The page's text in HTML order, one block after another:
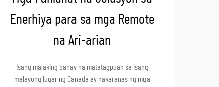
Enerhiya para sa mga Remote
na Ari-arian
Isang malaking bahay na matatagpuan sa isang
malayong lugar ng Canada ay nakaranas ng mga